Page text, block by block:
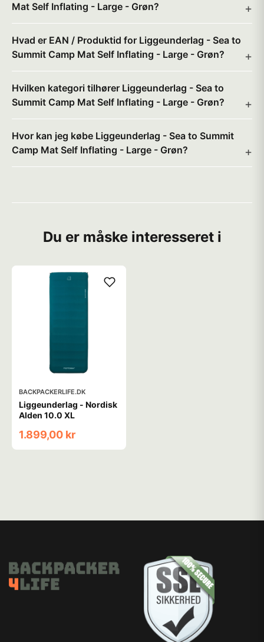
Mat Self Inflating - Large - Grøn?
Hvad er EAN / Produktid for Liggeunderlag - Sea to
Summit Camp Mat Self Inflating - Large - Grøn?
Hvilken kategori tilhører Liggeunderlag - Sea to
Summit Camp Mat Self Inflating - Large - Grøn?
Hvor kan jeg købe Liggeunderlag - Sea to Summit
Camp Mat Self Inflating - Large - Grøn?
Du er måske interesseret i
BACKPACKERLIFE.DK
Liggeunderlag - Nordisk
Alden 10.0 XL
1.899,00 kr